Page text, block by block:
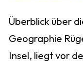
Überblick über
Geographie
Insel, liegt vor